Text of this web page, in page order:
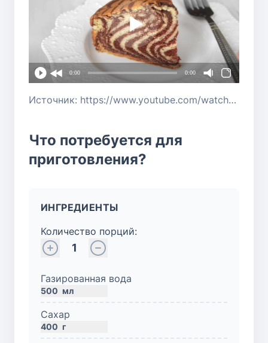
0:00 0:00
Источник: https://www.youtube.com/watch?v=Dj1uUSFDrzQ&t=213s
Что потребуется для
приготовления?
ИНГРЕДИЕНТЫ
Количество порций:
1
Газированная вода
500 мл
Сахар
400 г